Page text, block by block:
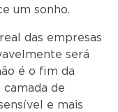
um sonho.
das empresas
será
é o fim da
de
e mais